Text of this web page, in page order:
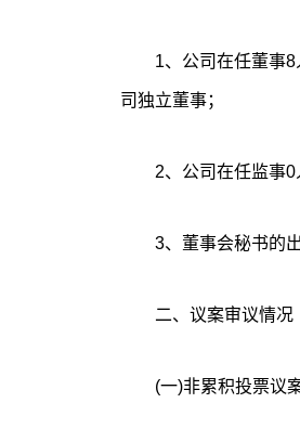
1、公司在任董事
司独立董事；
2、公司在任监事0
3、董事会秘书的
二、议案审议情况
(一)非累积投票议